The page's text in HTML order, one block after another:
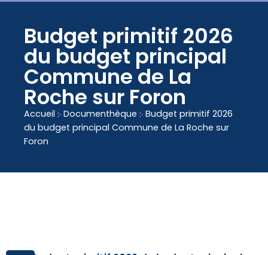
Budget primitif 2026
du budget principal
Commune de La
Roche sur Foron
Accueil ჻ Documenthèque ჻ Budget primitif 2026
du budget principal Commune de La Roche sur
Foron